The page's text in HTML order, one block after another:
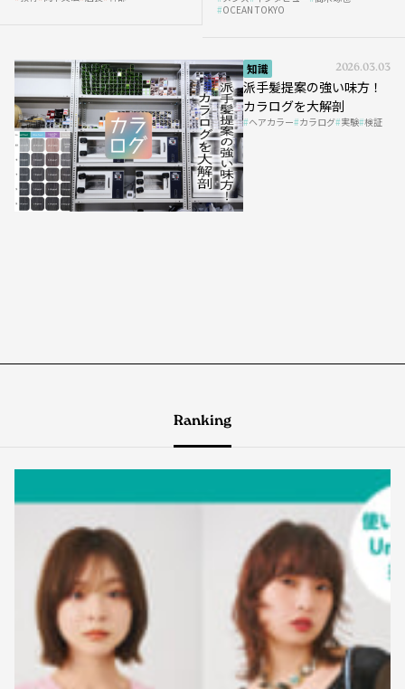
OCEAN TOKYO
知識 2026.03.03
派手髪提案の強い味方！
カラログを大解剖
ヘアカラー カラログ 実験 検証
Ranking